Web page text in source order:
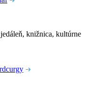
knižnica, kultúrne